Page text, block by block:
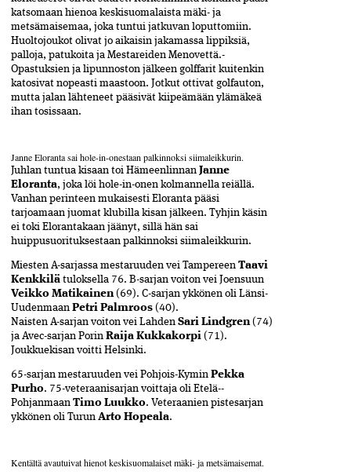
katsomaan hienoa keskisuomalaista mäki- ja
metsämaisemaa, joka tuntui jatkuvan loputtomiin.
Huoltojoukot olivat jo aikaisin jakamassa lippiksiä,
palloja, patu­koita ja Mestareiden Menovettä.­
Opastuksien ja lipunnoston jälkeen golffarit kuitenkin
katosivat­ nopeasti­ maastoon. Jotkut ottivat golf­auton,
mutta jalan lähteneet pääsivät kiipeämään ylämäkeä
ihan tosissaan.
Janne Eloranta sai hole-in-onestaan palkinnoksi siimaleikkurin.
Juhlan tuntua kisaan toi Hämeen­linnan Janne
Eloranta, joka löi hole-in-onen kolmannella reiällä.
Vanhan perinteen mukaisesti Eloranta pääsi
tarjoamaan juomat klubilla kisan jälkeen. Tyhjin käsin
ei toki Elorantakaan jäänyt, sillä hän sai
huippusuorituksestaan palkinnoksi siimaleikkurin.
Miesten A-sarjassa mestaruuden vei Tampereen Taavi
Kenkkilä tuloksella 76. B-sarjan voiton vei Joensuun
Veikko Matikainen (69). C-sarjan ykkönen oli Länsi-
Uudenmaan Petri Palmroos (40).
Naisten A-sarjan voiton vei Lahden Sari Lindgren (74)
ja Avec-sarjan Porin Raija Kukkakorpi (71).
Joukkuekisan voitti Helsinki.
65-sarjan mestaruuden vei Pohjois-Kymin Pekka
Purho. 75-vete­raanisarjan voittaja oli Etelä-­
Pohjanmaan Timo Luukko. Veteraanien­ pistesarjan
ykkönen oli Turun Arto Hopeala.
Kentältä avautuivat hienot keski­suomalaiset mäki- ja metsä­maisemat.